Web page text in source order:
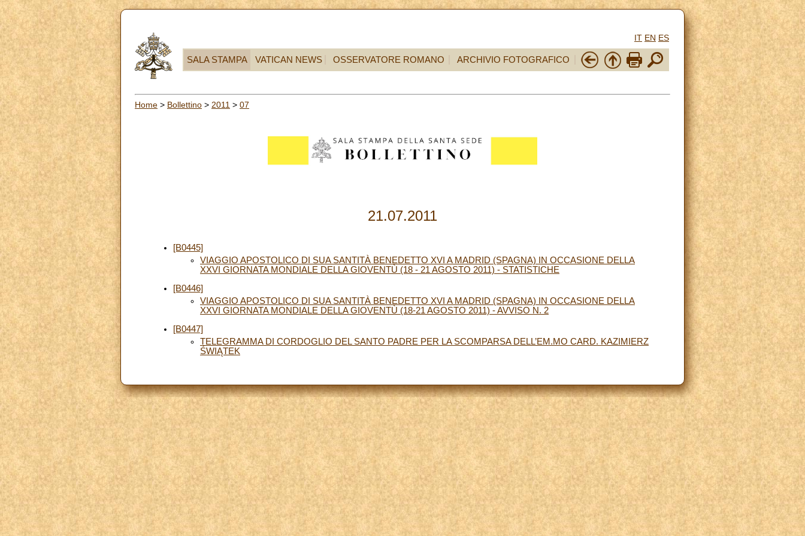
IT EN ES
SALA STAMPA VATICAN NEWS OSSERVATORE ROMANO ARCHIVIO FOTOGRAFICO
Home > Bollettino > 2011 > 07
21.07.2011
[B0445]
VIAGGIO APOSTOLICO DI SUA SANTITÀ BENEDETTO XVI A MADRID (SPAGNA) IN OCCASIONE DELLA
XXVI GIORNATA MONDIALE DELLA GIOVENTÙ (18 - 21 AGOSTO 2011) - STATISTICHE
[B0446]
VIAGGIO APOSTOLICO DI SUA SANTITÀ BENEDETTO XVI A MADRID (SPAGNA) IN OCCASIONE DELLA
XXVI GIORNATA MONDIALE DELLA GIOVENTÙ (18-21 AGOSTO 2011) - AVVISO N. 2
[B0447]
TELEGRAMMA DI CORDOGLIO DEL SANTO PADRE PER LA SCOMPARSA DELL’EM.MO CARD. KAZIMIERZ
ŚWIĄTEK